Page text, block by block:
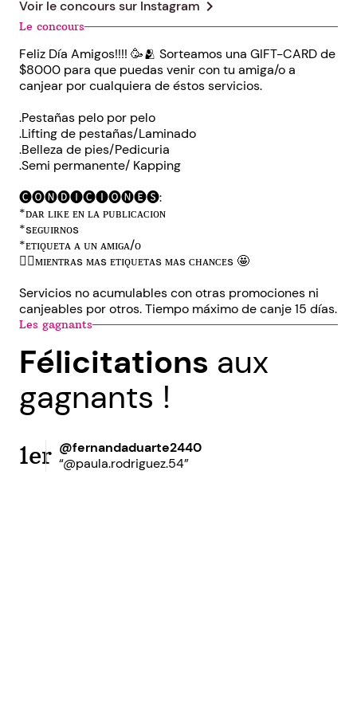
Voir le concours sur Instagram chevron_right
Le concours
Feliz Día Amigos!!!! 🥳🫂 Sorteamos una GIFT-CARD de
$8000 para que puedas venir con tu amiga/o a
canjear por cualquiera de éstos servicios.
.Pestañas pelo por pelo
.Lifting de pestañas/Laminado
.Belleza de pies/Pedicuria
.Semi permanente/ Kapping
🅒🅞🅝🅓🅘🅒🅘🅞🅝🅔🅢:
*ᴅᴀʀ ʟɪᴋᴇ ᴇɴ ʟᴀ ᴘᴜʙʟɪᴄᴀᴄɪᴏɴ
*sᴇɢᴜɪʀɴᴏs
*ᴇᴛɪǫᴜᴇᴛᴀ ᴀ ᴜɴ ᴀᴍɪɢᴀ/ᴏ
👉🏻ᴍɪᴇɴᴛʀᴀs ᴍᴀs ᴇᴛɪǫᴜᴇᴛᴀs ᴍᴀs ᴄʜᴀɴᴄᴇs 🤩
Servicios no acumulables con otras promociones ni
canjeables por otros. Tiempo máximo de canje 15 días.
Les gagnants
Félicitations aux
gagnants !
1er @fernandaduarte2440
“@paula.rodriguez.54”